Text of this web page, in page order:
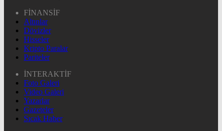
FİNANSİF
Altınlar
Dövizler
Hisseler
Kripto Paralar
Pariteler
İNTERAKTİF
Foto Galeri
Video Galeri
Yazarlar
Gazeteler
Sıcak Haber